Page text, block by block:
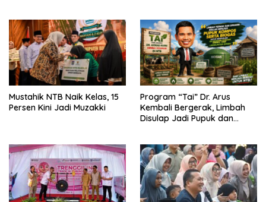
Mustahik NTB Naik Kelas, 15
Persen Kini Jadi Muzakki
Program “Tai” Dr. Arus
Kembali Bergerak, Limbah
Disulap Jadi Pupuk dan